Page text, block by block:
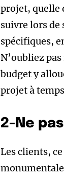
projet, quelle
suivre lors de
spécifiques,
N’oubliez
budget y
projet à
2-Ne
Les clients,